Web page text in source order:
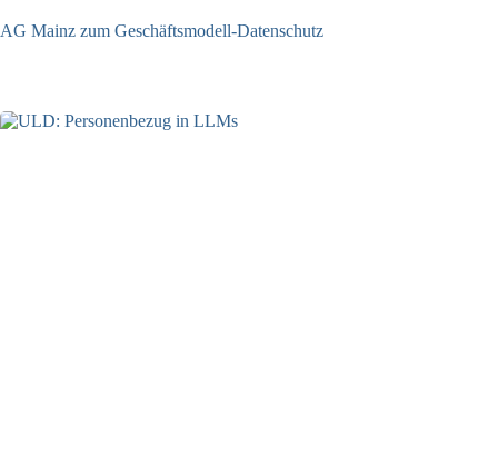
AG Mainz zum Geschäftsmodell-Datenschutz